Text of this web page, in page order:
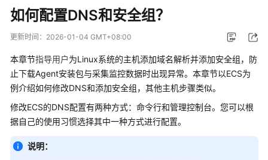
最
新
动
服
务
告
产
品
如何配置DNS和安全组？
更新时间： 2026-01-04 GMT+08:00
本章节指导用户为Linux系统的主机添加域名解析并添加安全组，防
止下载Agent安装包与采集监控数据时出现异常。本章节以ECS为
例介绍如何修改DNS和添加安全组，其他主机步骤类似。
修改ECS的DNS配置有两种方式：命令行和管理控制台。您可以根
据自己的使用习惯选择其中一种方式进行配置。
说明：